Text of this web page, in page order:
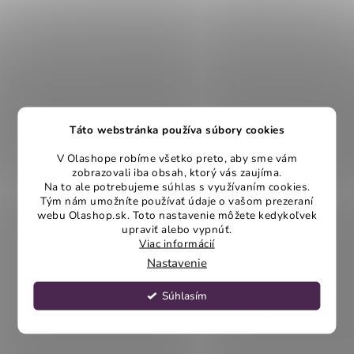
Táto webstránka používa súbory cookies
V Olashope robíme všetko preto, aby sme vám
zobrazovali iba obsah, ktorý vás zaujíma.
Na to ale potrebujeme súhlas s využívaním cookies.
Tým nám umožníte používať údaje o vašom prezeraní
webu Olashop.sk. Toto nastavenie môžete kedykoľvek
upraviť alebo vypnúť.
Viac informácií
Nastavenie
Súhlasím